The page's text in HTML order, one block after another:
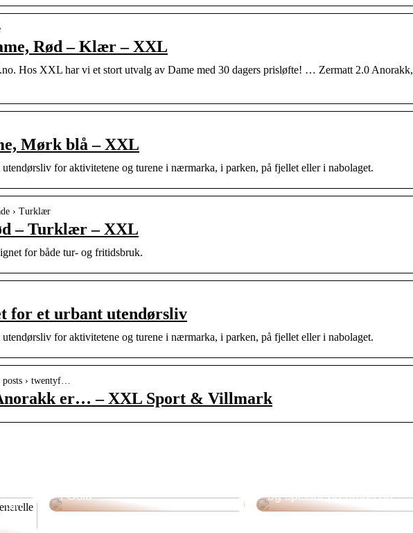
Rød – Klær – XXL
Hos XXL har vi et stort utvalg av Dame med 30 dagers prisløfte! … Zermatt 2.0 Anorakk,
Mørk blå – XXL
for aktivitetene og turene i nærmarka, i parken, på fjellet eller i nabolaget.
› Turklær
– Turklær – XXL
for både tur- og fritidsbruk.
for et urbant utendørsliv
for aktivitetene og turene i nærmarka, i parken, på fjellet eller i nabolaget.
› twentyf…
er… – XXL Sport & Villmark
din
i Oslo
og spisser på nmas.no